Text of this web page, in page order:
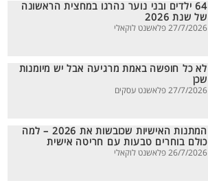
64 ילדים ובני נוער נהרגו במחצית הראשונה
של שנת 2026
27/7/2026 פלאשנט לוקאלי
לא כל חופשה באמת מרגיעה אבל יש מיומנות
שכן
27/7/2026 פלאשנט עסקים
המתנות האישיות שכובשות את 2026 – למה
כולם בוחרים טבעות עם חריטה אישית
26/7/2026 פלאשנט לוקאלי